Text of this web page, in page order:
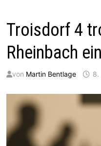
Troisdorf 4
Rheinbach
von Martin Bentlage 8.